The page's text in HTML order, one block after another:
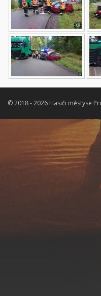
© 2018 - 2026 Hasiči městyse